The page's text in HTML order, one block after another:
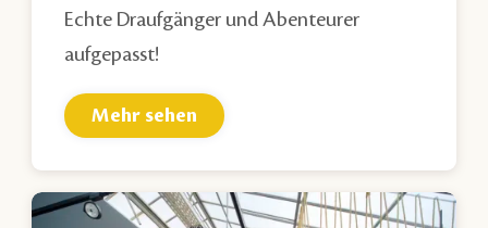
Echte Draufgänger und Abenteurer
aufgepasst!
Mehr sehen